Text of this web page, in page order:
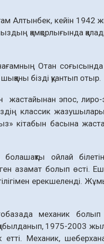
кейін 1942
қамқорлығында
Отан соғысында
бізді қуантып отыр.
жастайынан эпос,
классик
кітабын басына
ойлай
азамат болып өсті.
ерекшеленді.
механик болып
1975-2003
Механик, шеберхана